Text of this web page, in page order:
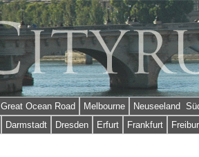
Great Ocean Road Melbourne
Neuseeland
Darmstadt Dresden Erfurt Frankfurt